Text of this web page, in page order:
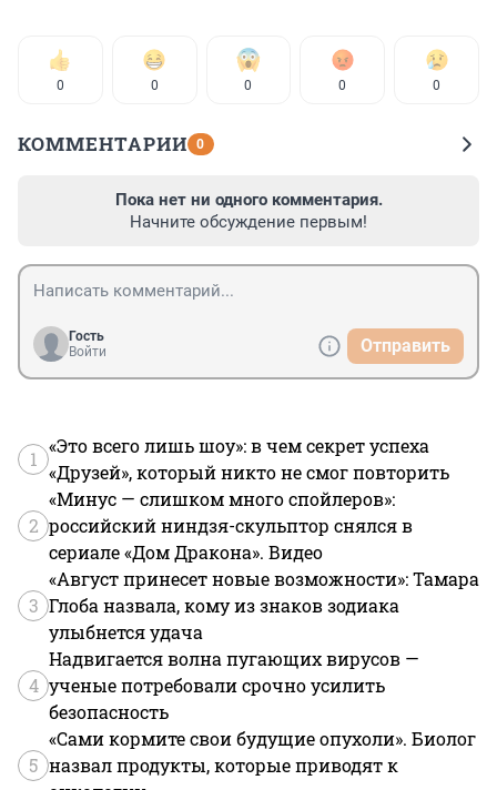
0 0 0 0 0
КОММЕНТАРИИ 0
Пока нет ни одного комментария.
Начните обсуждение первым!
Гость
Войти
Отправить
1
«Это всего лишь шоу»: в чем секрет успеха
«Друзей», который никто не смог повторить
2
«Минус — слишком много спойлеров»:
российский ниндзя-скульптор снялся в
сериале «Дом Дракона». Видео
3
«Август принесет новые возможности»: Тамара
Глоба назвала, кому из знаков зодиака
улыбнется удача
4
Надвигается волна пугающих вирусов —
ученые потребовали срочно усилить
безопасность
5
«Сами кормите свои будущие опухоли». Биолог
назвал продукты, которые приводят к